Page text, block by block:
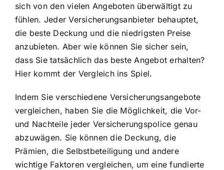
sich von den vielen Angeboten überwältigt zu
fühlen. Jeder Versicherungsanbieter behauptet,
die beste Deckung und die niedrigsten Preise
anzubieten. Aber wie können Sie sicher sein,
dass Sie tatsächlich das beste Angebot erhalten?
Hier kommt der Vergleich ins Spiel.
Indem Sie verschiedene Versicherungsangebote
vergleichen, haben Sie die Möglichkeit, die Vor-
und Nachteile jeder Versicherungspolice genau
abzuwägen. Sie können die Deckung, die
Prämien, die Selbstbeteiligung und andere
wichtige Faktoren vergleichen, um eine fundierte